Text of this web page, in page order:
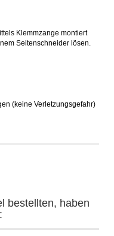
Klemmzange montiert
Seitenschneider lösen.
(keine Verletzungsgefahr)
bestellten, haben